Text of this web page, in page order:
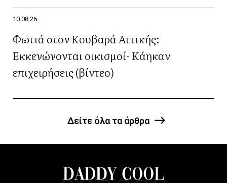
10.08.26
Φωτιά στον Κουβαρά Αττικής:
Εκκενώνονται οικισμοί- Κάηκαν
επιχειρήσεις (βίντεο)
Δείτε όλα τα άρθρα